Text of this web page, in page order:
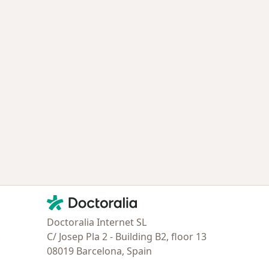
Contacto
Doctoralia - Página de inicio
Doctoralia Internet SL
C/ Josep Pla 2 - Building B2, floor 13
08019 Barcelona, Spain